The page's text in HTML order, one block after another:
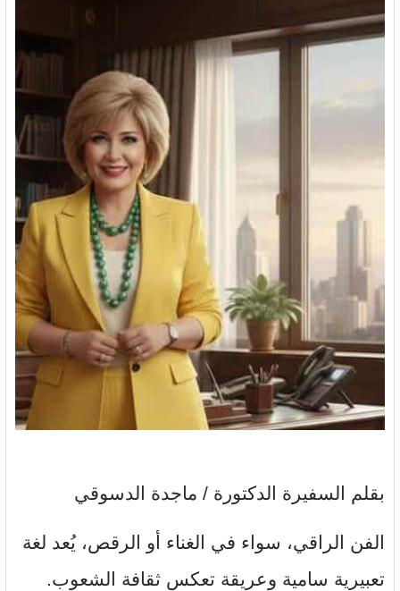
بقلم السفيرة الدكتورة / ماجدة الدسوقي
الفن الراقي، سواء في الغناء أو الرقص، يُعد لغة
تعبيرية سامية وعريقة تعكس ثقافة الشعوب.